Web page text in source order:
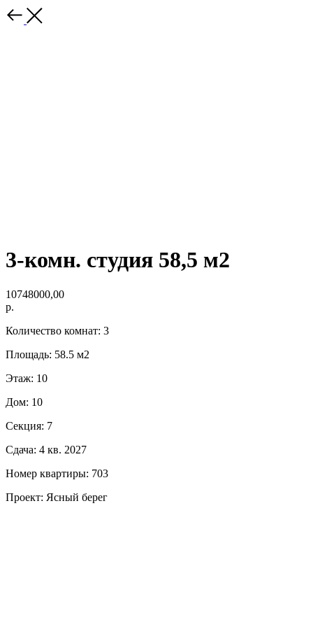
3-комн. студия 58,5 м2
10748000,00
р.
Количество комнат: 3
Площадь: 58.5 м2
Этаж: 10
Дом: 10
Секция: 7
Сдача: 4 кв. 2027
Номер квартиры: 703
Проект: Ясный берег